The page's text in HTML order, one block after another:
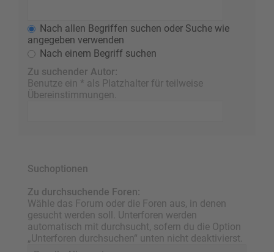
Nach allen Begriffen suchen oder Suche wie
angegeben verwenden
Nach einem Begriff suchen
Zu suchender Autor:
Benutze ein * als Platzhalter für teilweise
Übereinstimmungen.
Suchoptionen
Zu durchsuchende Foren:
Wähle das Forum oder die Foren aus, in denen
gesucht werden soll. Unterforen werden
automatisch mit durchsucht, sofern du die Option
„Unterforen durchsuchen“ unten nicht deaktivierst.